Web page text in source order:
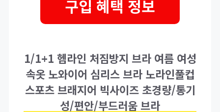
구입 혜택 정보
1/1+1 헴라인 처짐방지 브라 여름 여성
속옷 노와이어 심리스 브라 노라인풀컵
스포츠 브래지어 빅사이즈 초경량/통기
성/편안/부드러움 브라